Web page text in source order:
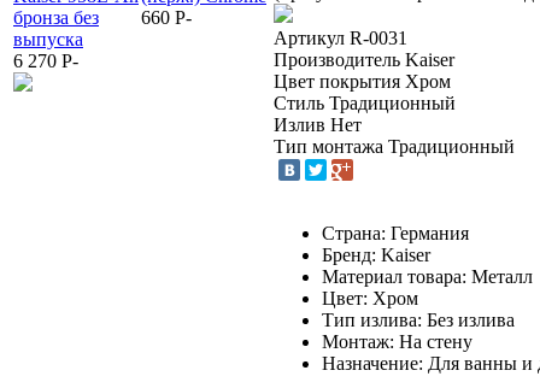
бронза без
выпуска
6 270 P-
660 P-
Артикул R-0031
Производитель Kaiser
Цвет покрытия Хром
Стиль Традиционный
Излив Нет
Тип монтажа Традиционный
Страна: Германия
Бренд: Kaiser
Материал товара: Металл
Цвет: Хром
Тип излива: Без излива
Монтаж: На стену
Назначение: Для ванны и